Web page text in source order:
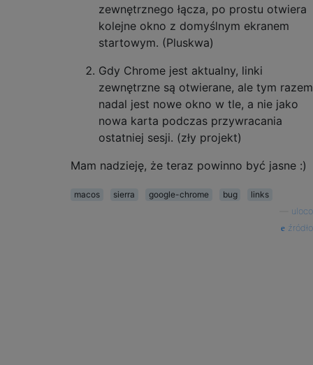
zewnętrznego łącza, po prostu otwiera
kolejne okno z domyślnym ekranem
startowym. (Pluskwa)
Gdy Chrome jest aktualny, linki
zewnętrzne są otwierane, ale tym razem
nadal jest nowe okno w tle, a nie jako
nowa karta podczas przywracania
ostatniej sesji. (zły projekt)
Mam nadzieję, że teraz powinno być jasne :)
macos sierra google-chrome bug
links
uloco
źródło